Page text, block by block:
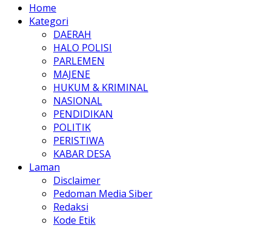
Home
Kategori
DAERAH
HALO POLISI
PARLEMEN
MAJENE
HUKUM & KRIMINAL
NASIONAL
PENDIDIKAN
POLITIK
PERISTIWA
KABAR DESA
Laman
Disclaimer
Pedoman Media Siber
Redaksi
Kode Etik